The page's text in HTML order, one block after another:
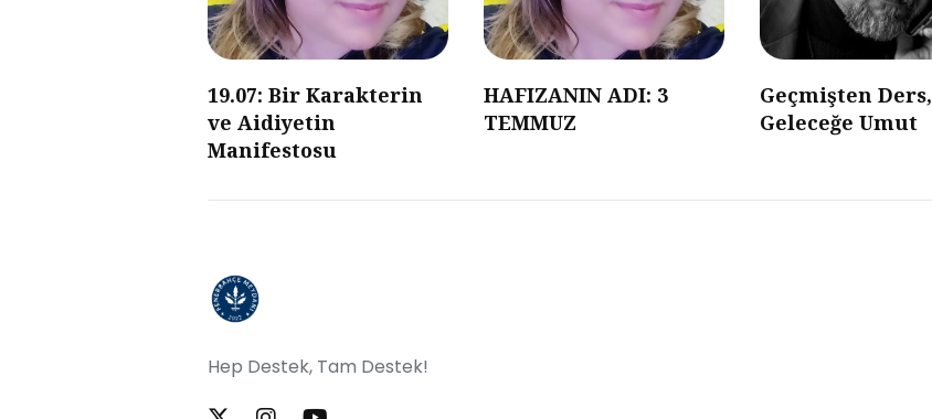
19.07: Bir Karakterin
ve Aidiyetin
Manifestosu
HAFIZANIN ADI: 3
TEMMUZ
Geçmişten Ders,
Geleceğe Umut
Hep Destek, Tam Destek!